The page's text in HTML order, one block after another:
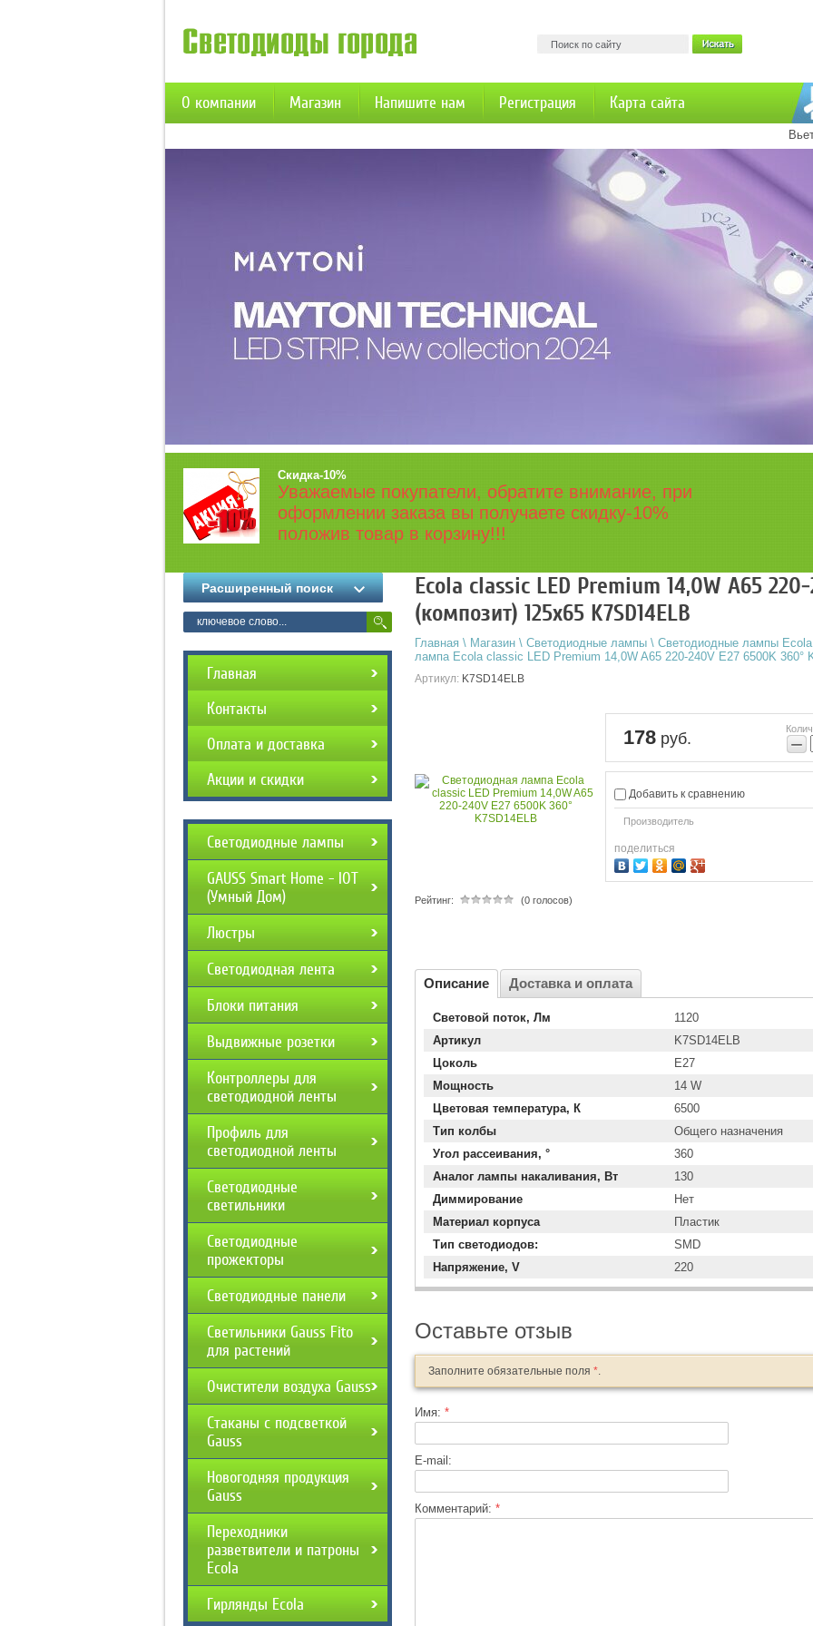
О компании Магазин Напишите нам Регистрация Карта сайта
Скидка-10%
Уважаемые покупатели, обратите внимание, при
оформлении заказа вы получаете скидку-10%
положив товар в корзину!!!
Ecola classic LED Premium 14,0W A65
(композит) 125x65 K7SD14ELB
Главная \ Магазин \ Светодиодные лампы \ Светодиодные лампы Ecola
лампа Ecola classic LED Premium 14,0W A65 220-240V E27 6500K 360°
Артикул: K7SD14ELB
Рейтинг: (0 голосов)
178 руб. −
Добавить к сравнению
Производитель
поделиться
Описание Доставка и оплата
Световой поток, Лм
1120
Артикул
K7SD14ELB
Цоколь
E27
Мощность
14 W
Цветовая температура, К
6500
Тип колбы
Общего назначения
Угол рассеивания, °
360
Аналог лампы накаливания, Вт
130
Диммирование
Нет
Материал корпуса
Пластик
Тип светодиодов:
SMD
Напряжение, V
220
Оставьте отзыв
Заполните обязательные поля *.
Имя: *
E-mail:
Комментарий: *
Расширенный поиск
Главная
Контакты
Оплата и доставка
Акции и скидки
Светодиодные лампы
GAUSS Smart Home - IOT
(Умный Дом)
Люстры
Светодиодная лента
Блоки питания
Выдвижные розетки
Контроллеры для
светодиодной ленты
Профиль для
светодиодной ленты
Светодиодные
светильники
Светодиодные
прожекторы
Светодиодные панели
Светильники Gauss Fito
для растений
Очистители воздуха Gauss
Стаканы с подсветкой
Gauss
Новогодняя продукция
Gauss
Переходники
разветвители и патроны
Ecola
Гирлянды Ecola